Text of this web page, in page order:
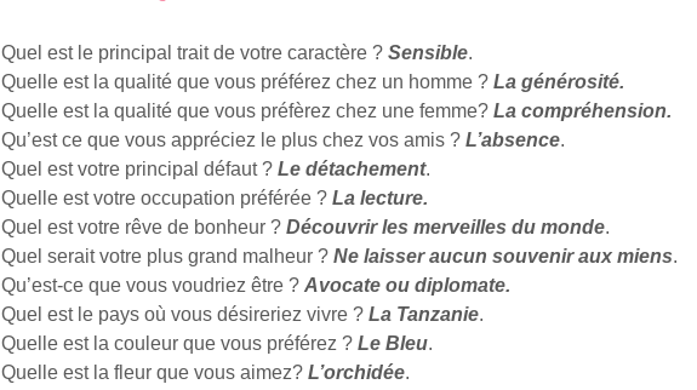
Quel est le principal trait de votre caractère ? Sensible.
Quelle est la qualité que vous préférez chez un homme ? La générosité.
Quelle est la qualité que vous préfèrez chez une femme? La compréhension.
Qu’est ce que vous appréciez le plus chez vos amis ? L’absence.
Quel est votre principal défaut ? Le détachement.
Quelle est votre occupation préférée ? La lecture.
Quel est votre rêve de bonheur ? Découvrir les merveilles du monde.
Quel serait votre plus grand malheur ? Ne laisser aucun souvenir aux miens.
Qu’est-ce que vous voudriez être ? Avocate ou diplomate.
Quel est le pays où vous désireriez vivre ? La Tanzanie.
Quelle est la couleur que vous préférez ? Le Bleu.
Quelle est la fleur que vous aimez? L’orchidée.